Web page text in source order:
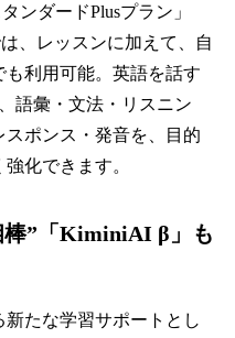
ンダードPlusプラン」
、レッスンに加えて、自
利用可能。英語を話す
語彙・文法・リスニン
ポンス・発音を、目的
化できます。
棒”「KiminiAI β」も
たな学習サポートとし